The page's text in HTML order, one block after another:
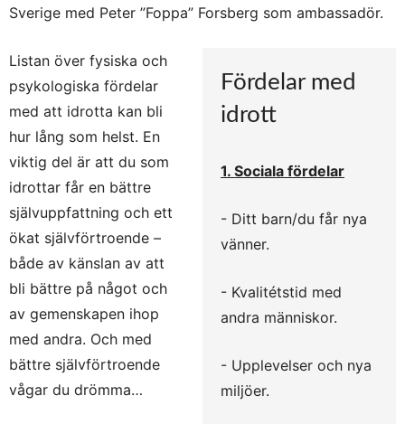
Sverige med Peter ”Foppa” Forsberg som ambassadör.
Fördelar med
idrott
1. Sociala fördelar
- Ditt barn/du får nya
vänner.
- Kvalitétstid med
andra människor.
- Upplevelser och nya
miljöer.
Listan över fysiska och
psykologiska fördelar
med att idrotta kan bli
hur lång som helst. En
viktig del är att du som
idrottar får en bättre
självuppfattning och ett
ökat självförtroende –
både av känslan av att
bli bättre på något och
av gemenskapen ihop
med andra. Och med
bättre självförtroende
vågar du drömma…